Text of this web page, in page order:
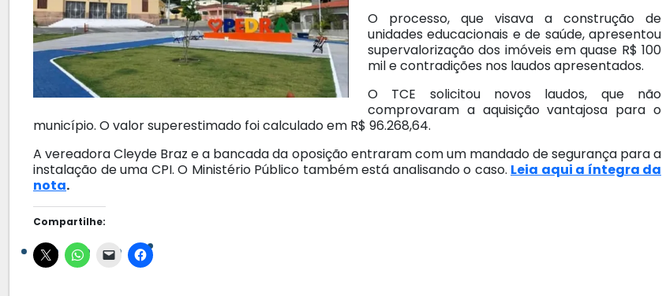
O processo, que visava a construção de
unidades educacionais e de saúde, apresentou
supervalorização dos imóveis em quase R$ 100
mil e contradições nos laudos apresentados.
O TCE solicitou novos laudos, que não
comprovaram a aquisição vantajosa para o
município. O valor superestimado foi calculado em R$ 96.268,64.
A vereadora Cleyde Braz e a bancada da oposição entraram com um mandado de segurança para a
instalação de uma CPI. O Ministério Público também está analisando o caso. Leia aqui a íntegra da
nota.
Compartilhe: